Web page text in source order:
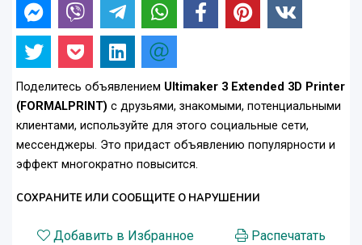
Поделитесь объявлением Ultimaker 3 Extended 3D Printer
(FORMALPRINT) с друзьями, знакомыми, потенциальными
клиентами, используйте для этого социальные сети,
мессенджеры. Это придаст объявлению популярности и
эффект многократно повысится.
СОХРАНИТЕ ИЛИ СООБЩИТЕ О НАРУШЕНИИ
Добавить в Избранное
Распечатать